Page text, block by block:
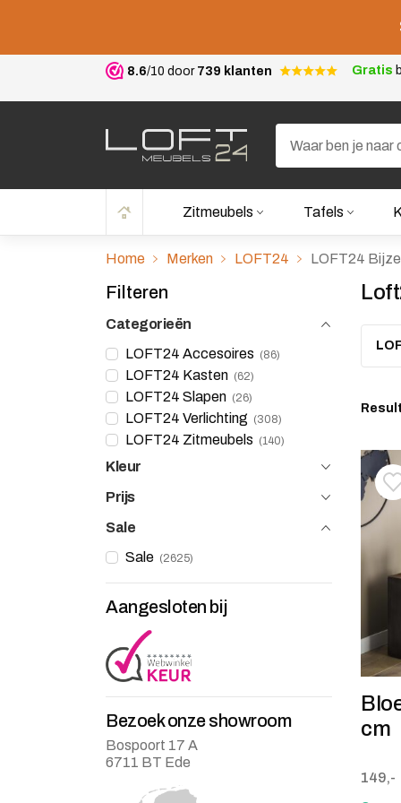
8.6/10 door 739 klanten Gratis
Zitmeubels Tafels
Home Merken LOFT24 LOFT24
Filteren
Categorieën
LOFT24 Accesoires
86
LOFT24 Kasten 62
LOFT24 Slapen 26
LOFT24 Verlichting 308
LOFT24 Zitmeubels 140
Kleur
Prijs
Sale
Sale
2625
Aangesloten bij
Bezoek onze showroom
Bospoort 17 A
6711 BT Ede
cm
149,-